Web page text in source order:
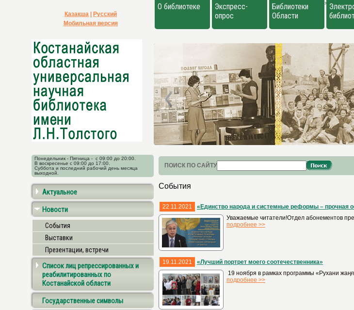
>
Қазақша
Русский
Мобильная версия
О библиотеке
Экспресс-
опрос
Библиотеки
Области
Понедельник - Пятница - с 09:00 до 20:00.
В воскресенье с 09:00 до 17:00.
Суббота и последний рабочий день месяца
выходной.
ПОИСК ПО САЙТУ
Актуальное
Новости
События
Выставки
Презентации, встречи
Список лиц репрессированных и
реабилитированных по
Костанайской области
Государственные символы
События
22.11.2021
«Единство народа и системные реформы – прочная
Уважаемые читатели!Отдел абонементов
подробнее >>
19.11.2021
«Лучший портрет моего соотечественника»
19 ноября в рамках программы «Рухани
подробнее >>